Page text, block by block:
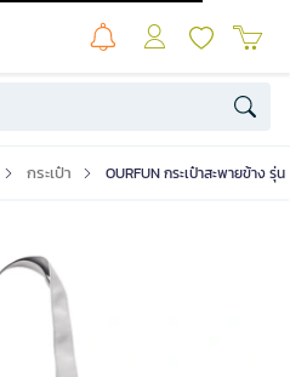
กระเป๋า OURFUN กระเป๋าสะพายข้าง รุ่